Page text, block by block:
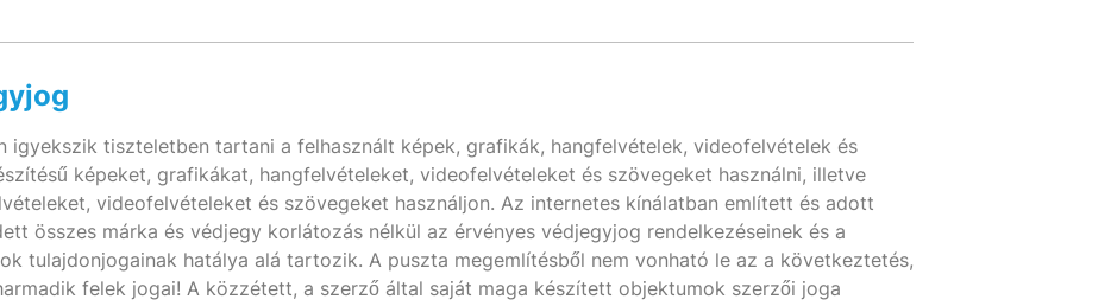
igyekszik tiszteletben tartani a felhasznált képek, grafikák, hangfelvételek, videofelvételek és
képeket, grafikákat, hangfelvételeket, videofelvételeket és szövegeket használni, illetve
videofelvételeket és szövegeket használjon. Az internetes kínálatban említett és adott
összes márka és védjegy korlátozás nélkül az érvényes védjegyjog rendelkezéseinek és a
tulajdonjogainak hatálya alá tartozik. A puszta megemlítésből nem vonható le az a következtetés,
felek jogai! A közzétett, a szerző által saját maga készített objektumok szerzői joga